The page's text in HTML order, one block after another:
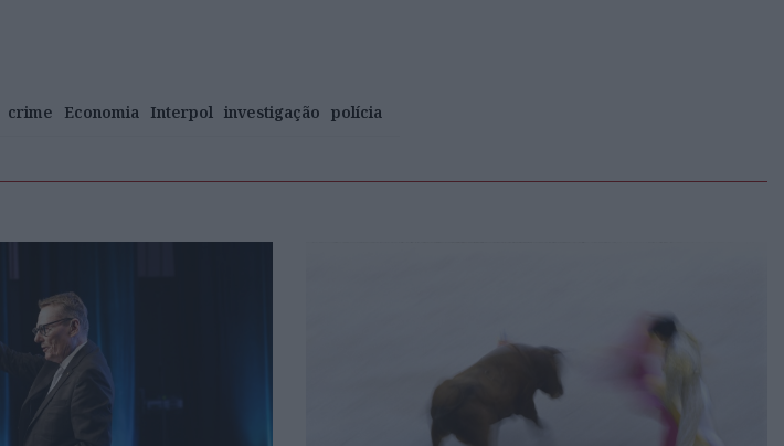
crime Economia Interpol investigação polícia